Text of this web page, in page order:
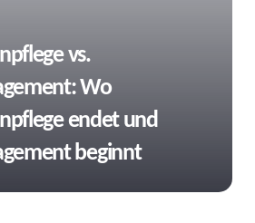
vs.
Wo
endet und
beginnt